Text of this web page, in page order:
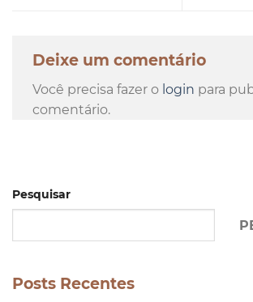
Deixe um comentário
Você precisa fazer o login para
comentário.
Pesquisar
Posts Recentes